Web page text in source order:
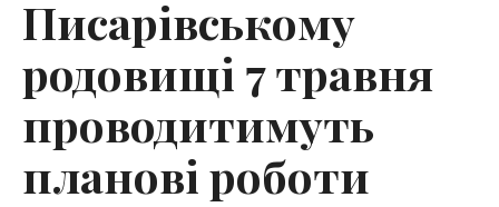
Писарівському
родовищі 7 травня
проводитимуть
планові роботи